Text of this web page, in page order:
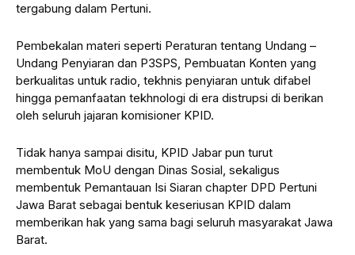
tergabung dalam Pertuni.
Pembekalan materi seperti Peraturan tentang Undang –
Undang Penyiaran dan P3SPS, Pembuatan Konten yang
berkualitas untuk radio, tekhnis penyiaran untuk difabel
hingga pemanfaatan tekhnologi di era distrupsi di berikan
oleh seluruh jajaran komisioner KPID.
Tidak hanya sampai disitu, KPID Jabar pun turut
membentuk MoU dengan Dinas Sosial, sekaligus
membentuk Pemantauan Isi Siaran chapter DPD Pertuni
Jawa Barat sebagai bentuk keseriusan KPID dalam
memberikan hak yang sama bagi seluruh masyarakat Jawa
Barat.